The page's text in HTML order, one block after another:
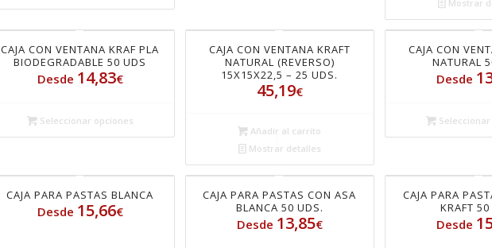
Mostrar
CAJA CON VENTANA KRAF PLA
BIODEGRADABLE 50 UDS
Desde 14,83€
Seleccionar opciones
CAJA CON VENTANA KRAFT
NATURAL (REVERSO)
15X15X22,5 – 25 UDS.
45,19€
Añadir al carrito
Mostrar detalles
CAJA CON
NATURAL
Desde
CAJA PARA PASTAS BLANCA
Desde 15,66€
CAJA PARA PASTAS CON ASA
BLANCA 50 UDS.
Desde 13,85€
CAJA PARA
KRAFT
Desde